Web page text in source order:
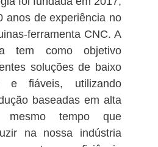
anos de experiência no
ferramenta CNC. A
tem como objetivo
soluções de baixo
e fiáveis, utilizando
baseadas em alta
mesmo tempo que
na nossa indústria